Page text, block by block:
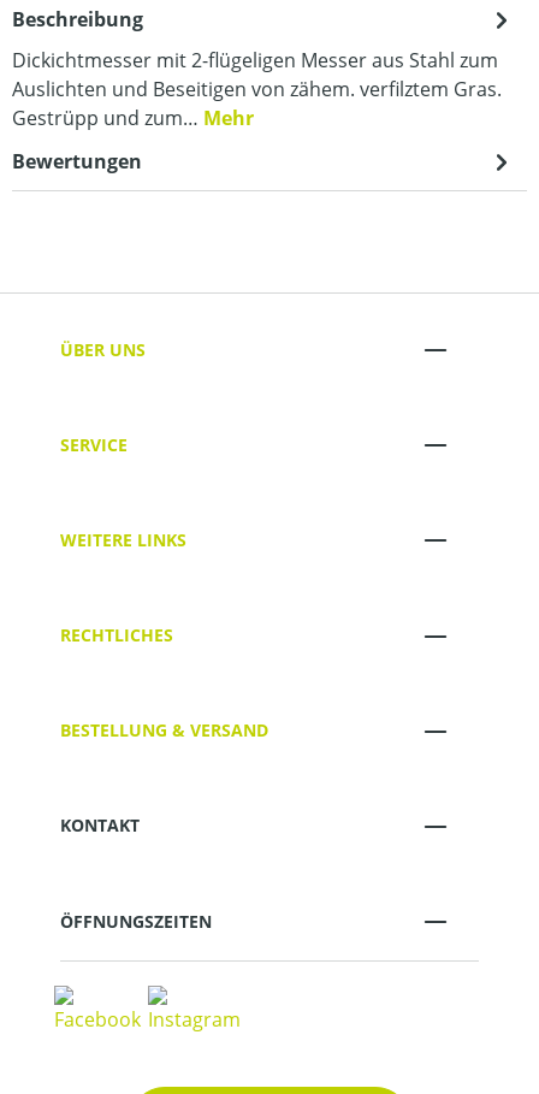
Beschreibung
Dickichtmesser mit 2-flügeligen Messer aus Stahl zum
Auslichten und Beseitigen von zähem. verfilztem Gras.
Gestrüpp und zum… Mehr
Bewertungen
ÜBER UNS
SERVICE
WEITERE LINKS
RECHTLICHES
BESTELLUNG & VERSAND
KONTAKT
ÖFFNUNGSZEITEN